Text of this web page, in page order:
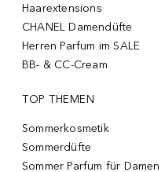
Haarextensions
CHANEL Damendüfte
Herren Parfum im SALE
BB- & CC-Cream
TOP THEMEN
Sommerkosmetik
Sommerdüfte
Sommer Parfum für Damen